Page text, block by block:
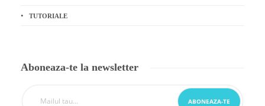
TUTORIALE
Aboneaza-te la newsletter